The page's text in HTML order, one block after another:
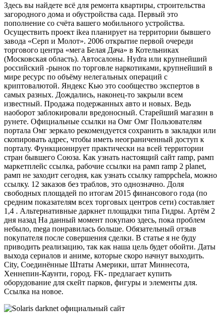
Здесь вы найдете всё для ремонта квартиры, строительства
загородного дома и обустройства сада. Первый это
пополнение со счёта вашего мобильного устройства.
Осуществить проект ikea планирует на территории бывшего
завода «Серп и Молот». 2006 открытие первой очереди
торгового центра «мега Белая Дача» в Котельниках
(Московская область). Автосалоны. Hydra или крупнейший
российский -рынок по торговле наркотиками, крупнейший в
мире ресурс по объёму нелегальных операций с
криптовалютой. Яндекс Кью это сообщество экспертов в
самых разных. Дождались, наконец-то закрыли всем
известный. Продажа подержанных авто и новых. Ведь
наоборот заблокировали вредоносный. Старейший магазин в
рунете. Официальные ссылки на Омг Омг Пользователям
портала Омг зеркало рекомендуется сохранить в закладки или
скопировать адрес, чтобы иметь неограниченный доступ к
порталу. Функционирует практически на всей территории
стран бывшего Союза. Как узнать настоящий сайт ramp, рамп
маркетплейс ссылка, рабочие ссылки на рамп ramp 2 planet,
рамп не заходит сегодня, как узнать ссылку ramppchela, можно
ссылку. 12 заказов без траблов, это однозначно. Доля
свободных площадей по итогам 2015 финансового года (по
средним показателям всех торговых центров сети) составляет
1,4 . Альтернативные даркнет площадки типа Гидры. Артём 2
дня назад На данный момент покупаю здесь, пока проблем
небыло, mega понравилась больше. Обязательный отзыв
покупателя после совершения сделки. В статье я не буду
приводить реализацию, так как наша цель будет обойти. Даты
выхода сериалов и аниме, которые скоро начнут выходить.
City, Соединённые Штаты Америки, штат Миннесота,
Хеннепин-Каунти, город. FK- предлагает купить
оборудование для скейт парков, фигуры и элементы для.
Ссылка на новое.